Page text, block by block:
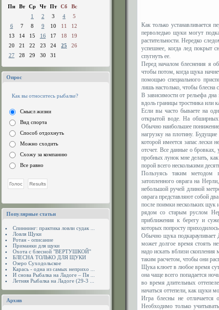
Пн
Вт Ср Чт Пт Сб
Вс
1
2 3 4
5
6
7 8 9 10 11
12
13
14 15 16 17 18
19
20
21 22 23 24 25
26
27
28 29 30 31
Опрос
Как вы относитесь рыбалке?
Смысл жизни
Вид спорта
Способ отдохнуть
Можно сходить
Схожу за компанию
Все равно
Популярные статьи
Спиннинг: практика ловли судак ...
Ловля Щуки
Ротан - описание
Приманки для щуки
Охота с блесной "ВЕРТУШКОЙ"
БЛЕСНА ТОЛЬКО ДЛЯ ЩУКИ
Озеро Суходольское
Карась - одна из самых неприхо ...
И снова Рыбалка на Ладоге – Пя ...
Летняя Рыбалка на Ладоге (29-3 ...
Архив
Как только устанавливается
перволедью щуки могут
растительности. Нередко
успешнее, когда лед покрыт
спугнуть ее.
Перед началом блеснения я
чтобы потом, когда щука
помощью специального
лишь настолько, чтобы блесна
В зависимости от рельефа
вдоль границы тростника или
Если вы часто бываете на
открытой воде. На
Обычно наибольшее
нагрузку на плотину.
которой имеется запас лески
отсчет. Все данные о
пробных лунок мне делать,
порой всего несколькими
Пользуясь таким методом
затопленного оврага на
небольшой ручей длиной
оврага представляют собой
после поимки нескольких щук
рядом со старым руслом
приближения к берегу и
которых попросту приходилось
Обычно щука подкарауливает
может долгое время стоять
надо искать вблизи
таким расчетом, чтобы они
Щука клюет в любое время
она чаще всего попадается
во время длительных
начаться оттепели, как щуки
Игра блесны не
Необходимо только